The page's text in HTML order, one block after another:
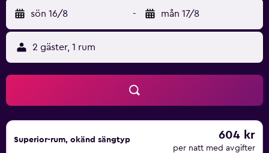
sön 16/8 - mån 17/8
2 gäster, 1 rum
Superior-rum, okänd sängtyp 604 kr
per natt med avgifter